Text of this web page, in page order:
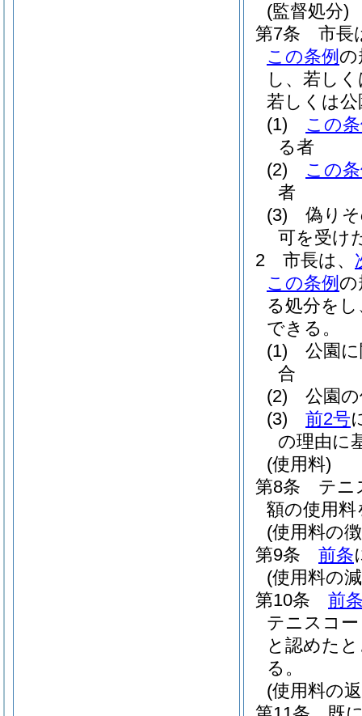
(監督処分)
第7条
市長
この条例 の
し、若し
若しくは
(1)
この
る者
(2)
この
者
(3)
偽り
可を受け
2
市長は、
この条例 の
る処分を
できる。
(1)
公園
合
(2)
公園
(3)
前2号
の理由に
(使用料)
第8条
テニ
額の使用
(使用料の
第9条
前条
(使用料の
第10条
前
テニスコ
と認めた
る。
(使用料の